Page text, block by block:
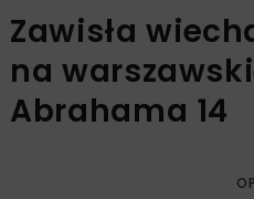
Zawisła
na
Abrahama 14